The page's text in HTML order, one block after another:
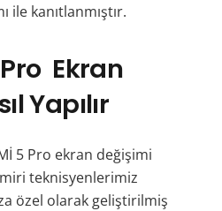
ile kanıtlanmıştır.
Ekran
Yapılır
5 Pro ekran değişimi
teknisyenlerimiz
özel olarak geliştirilmiş